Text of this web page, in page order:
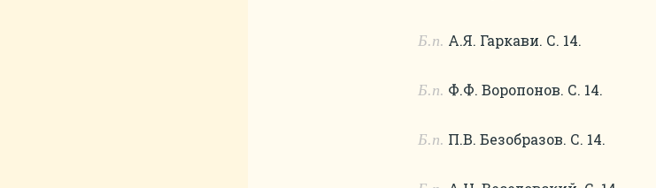
Б.п. А.Я. Гаркави. С. 14.
Б.п. Ф.Ф. Воропонов. С. 14.
Б.п. П.В. Безобразов. С. 14.